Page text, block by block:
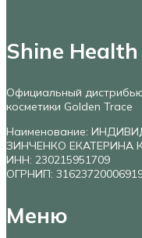
Shine Health
Официальный
косметики Golden Trace
Наименование:
ЗИНЧЕНКО ЕКАТЕРИНА
ИНН: 230215951709
ОГРНИП:
Меню